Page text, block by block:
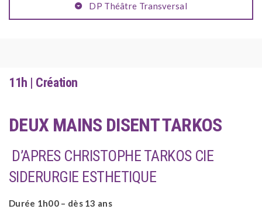
DP Théâtre Transversal
11h | Création
DEUX MAINS DISENT TARKOS
D’APRES CHRISTOPHE TARKOS CIE
SIDERURGIE ESTHETIQUE
Durée 1h00 – dès 13 ans